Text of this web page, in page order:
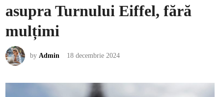
asupra Turnului Eiffel, fără
mulțimi
byAdmin 18 decembrie 2024